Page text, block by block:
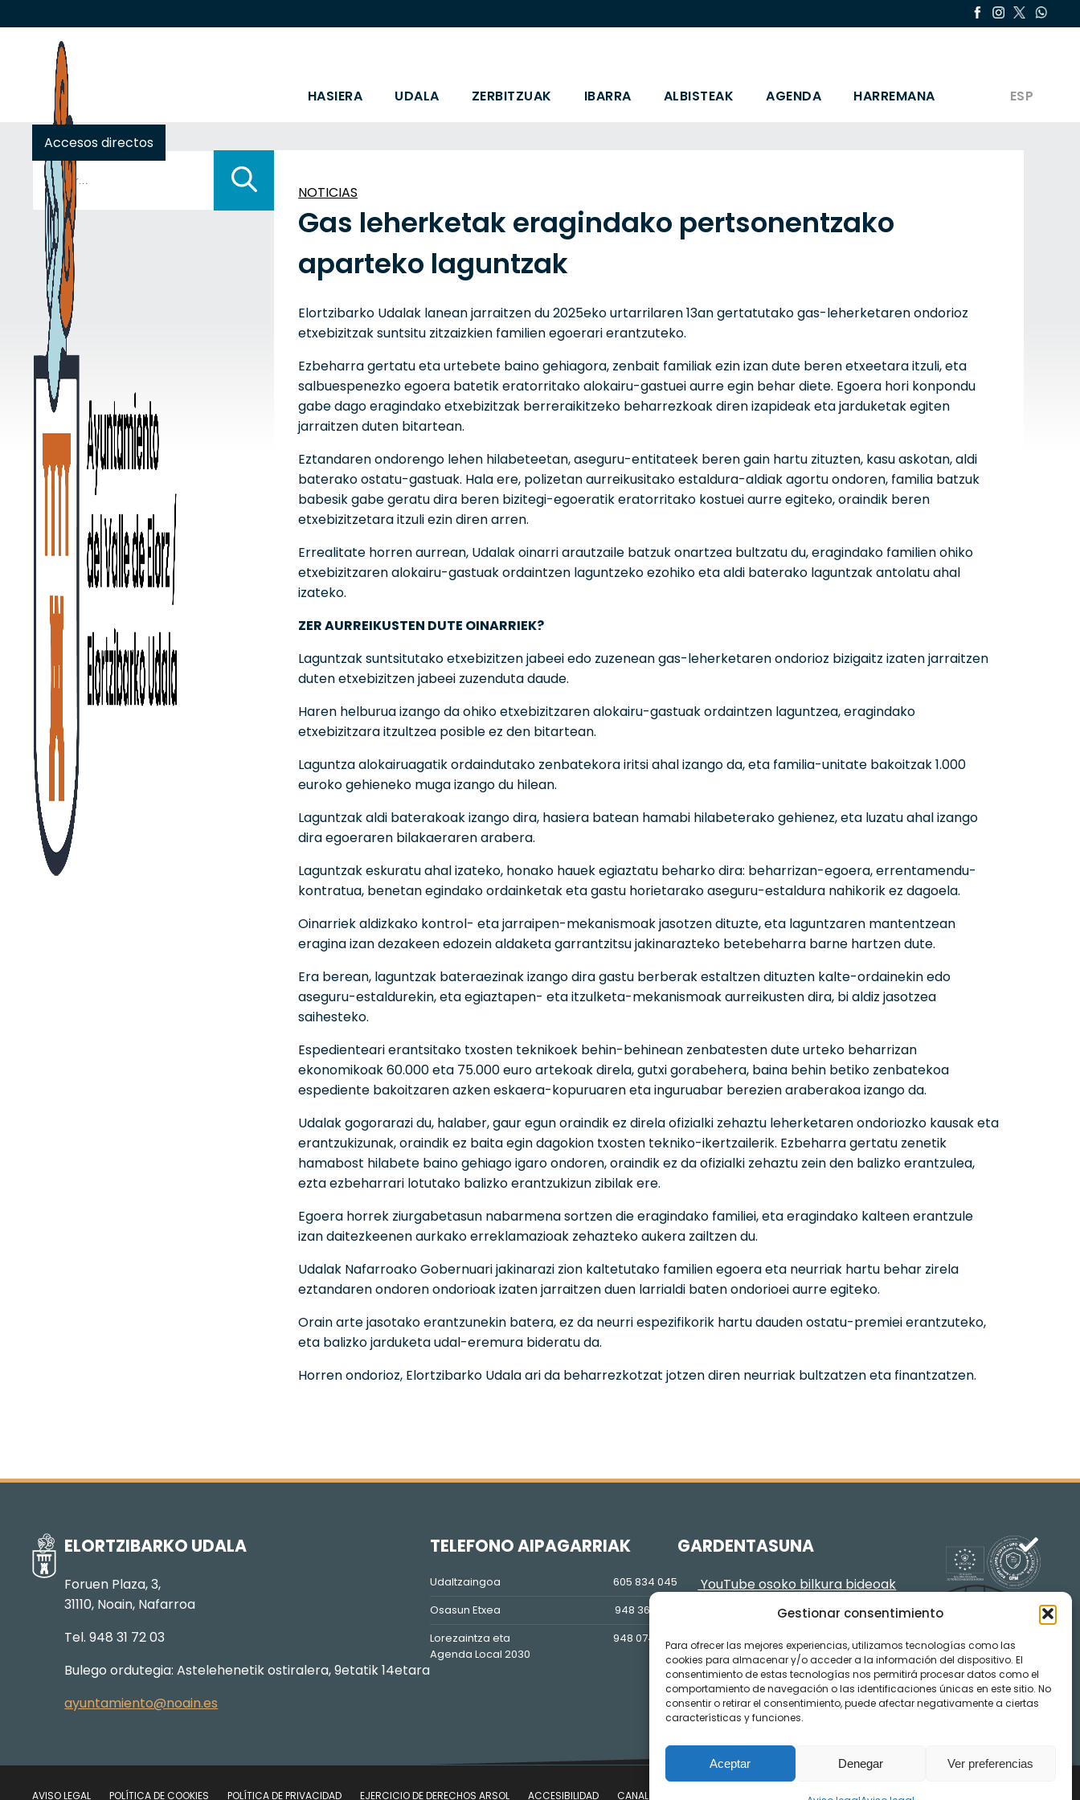
Gestionar consentimiento
Para ofrecer las mejores experiencias, utilizamos tecnologías como las
cookies para almacenar y/o acceder a la información del dispositivo. El
consentimiento de estas tecnologías nos permitirá procesar datos como el
comportamiento de navegación o las identificaciones únicas en este sitio. No
consentir o retirar el consentimiento, puede afectar negativamente a ciertas
características y funciones.
Aceptar Denegar Ver preferencias
HASIERA UDALA ZERBITZUAK IBARRA ALBISTEAK AGENDA HARREMANA ESP
Accesos directos
Buscar:
NOTICIAS
Gas leherketak eragindako pertsonentzako
aparteko laguntzak
Elortzibarko Udalak lanean jarraitzen du 2025eko urtarrilaren 13an gertatutako gas-leherketaren ondorioz
etxebizitzak suntsitu zitzaizkien familien egoerari erantzuteko.
Ezbeharra gertatu eta urtebete baino gehiagora, zenbait familiak ezin izan dute beren etxeetara itzuli, eta
salbuespenezko egoera batetik eratorritako alokairu-gastuei aurre egin behar diete. Egoera hori konpondu
gabe dago eragindako etxebizitzak berreraikitzeko beharrezkoak diren izapideak eta jarduketak egiten
jarraitzen duten bitartean.
Eztandaren ondorengo lehen hilabeteetan, aseguru-entitateek beren gain hartu zituzten, kasu askotan, aldi
baterako ostatu-gastuak. Hala ere, polizetan aurreikusitako estaldura-aldiak agortu ondoren, familia batzuk
babesik gabe geratu dira beren bizitegi-egoeratik eratorritako kostuei aurre egiteko, oraindik beren
etxebizitzetara itzuli ezin diren arren.
Errealitate horren aurrean, Udalak oinarri arautzaile batzuk onartzea bultzatu du, eragindako familien ohiko
etxebizitzaren alokairu-gastuak ordaintzen laguntzeko ezohiko eta aldi baterako laguntzak antolatu ahal
izateko.
ZER AURREIKUSTEN DUTE OINARRIEK?
Laguntzak suntsitutako etxebizitzen jabeei edo zuzenean gas-leherketaren ondorioz bizigaitz izaten jarraitzen
duten etxebizitzen jabeei zuzenduta daude.
Haren helburua izango da ohiko etxebizitzaren alokairu-gastuak ordaintzen laguntzea, eragindako
etxebizitzara itzultzea posible ez den bitartean.
Laguntza alokairuagatik ordaindutako zenbatekora iritsi ahal izango da, eta familia-unitate bakoitzak 1.000
euroko gehieneko muga izango du hilean.
Laguntzak aldi baterakoak izango dira, hasiera batean hamabi hilabeterako gehienez, eta luzatu ahal izango
dira egoeraren bilakaeraren arabera.
Laguntzak eskuratu ahal izateko, honako hauek egiaztatu beharko dira: beharrizan-egoera, errentamendu-
kontratua, benetan egindako ordainketak eta gastu horietarako aseguru-estaldura nahikorik ez dagoela.
Oinarriek aldizkako kontrol- eta jarraipen-mekanismoak jasotzen dituzte, eta laguntzaren mantentzean
eragina izan dezakeen edozein aldaketa garrantzitsu jakinarazteko betebeharra barne hartzen dute.
Era berean, laguntzak bateraezinak izango dira gastu berberak estaltzen dituzten kalte-ordainekin edo
aseguru-estaldurekin, eta egiaztapen- eta itzulketa-mekanismoak aurreikusten dira, bi aldiz jasotzea
saihesteko.
Espedienteari erantsitako txosten teknikoek behin-behinean zenbatesten dute urteko beharrizan
ekonomikoak 60.000 eta 75.000 euro artekoak direla, gutxi gorabehera, baina behin betiko zenbatekoa
espediente bakoitzaren azken eskaera-kopuruaren eta inguruabar berezien araberakoa izango da.
Udalak gogorarazi du, halaber, gaur egun oraindik ez direla ofizialki zehaztu leherketaren ondoriozko kausak eta
erantzukizunak, oraindik ez baita egin dagokion txosten tekniko-ikertzailerik. Ezbeharra gertatu zenetik
hamabost hilabete baino gehiago igaro ondoren, oraindik ez da ofizialki zehaztu zein den balizko erantzulea,
ezta ezbeharrari lotutako balizko erantzukizun zibilak ere.
Egoera horrek ziurgabetasun nabarmena sortzen die eragindako familiei, eta eragindako kalteen erantzule
izan daitezkeenen aurkako erreklamazioak zehazteko aukera zailtzen du.
Udalak Nafarroako Gobernuari jakinarazi zion kaltetutako familien egoera eta neurriak hartu behar zirela
eztandaren ondoren ondorioak izaten jarraitzen duen larrialdi baten ondorioei aurre egiteko.
Orain arte jasotako erantzunekin batera, ez da neurri espezifikorik hartu dauden ostatu-premiei erantzuteko,
eta balizko jarduketa udal-eremura bideratu da.
Horren ondorioz, Elortzibarko Udala ari da beharrezkotzat jotzen diren neurriak bultzatzen eta finantzatzen.
ELORTZIBARKO UDALA
Foruen Plaza, 3,
31110, Noain, Nafarroa
Tel. 948 31 72 03
Bulego ordutegia: Astelehenetik ostiralera, 9etatik 14etara
ayuntamiento@noain.es
TELEFONO AIPAGARRIAK
Udaltzaingoa
605 834 045
Osasun Etxea
948 36 81 56
Lorezaintza eta
Agenda Local 2030
948 074 848
GARDENTASUNA
YouTube osoko bilkura bideoak
AVISO LEGAL POLÍTICA DE COOKIES POLÍTICA DE PRIVACIDAD EJERCICIO DE DERECHOS ARSOL ACCESIBILIDAD CANAL DE DENUNCIAS